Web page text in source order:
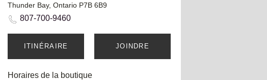
Thunder Bay, Ontario P7B 6B9
807-700-9460
ITINÉRAIRE JOINDRE
Horaires de la boutique